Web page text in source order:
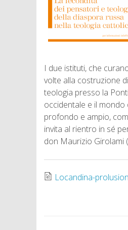
I due istituti, che
volte alla costruzione
teologia presso la
occidentale e il
profondo e ampio,
invita al rientro in sé
don Maurizio Girolami
Locandina-